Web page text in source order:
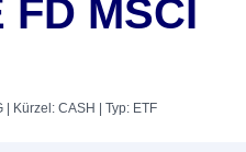
FD MSCI
| Kürzel: CASH | Typ: ETF